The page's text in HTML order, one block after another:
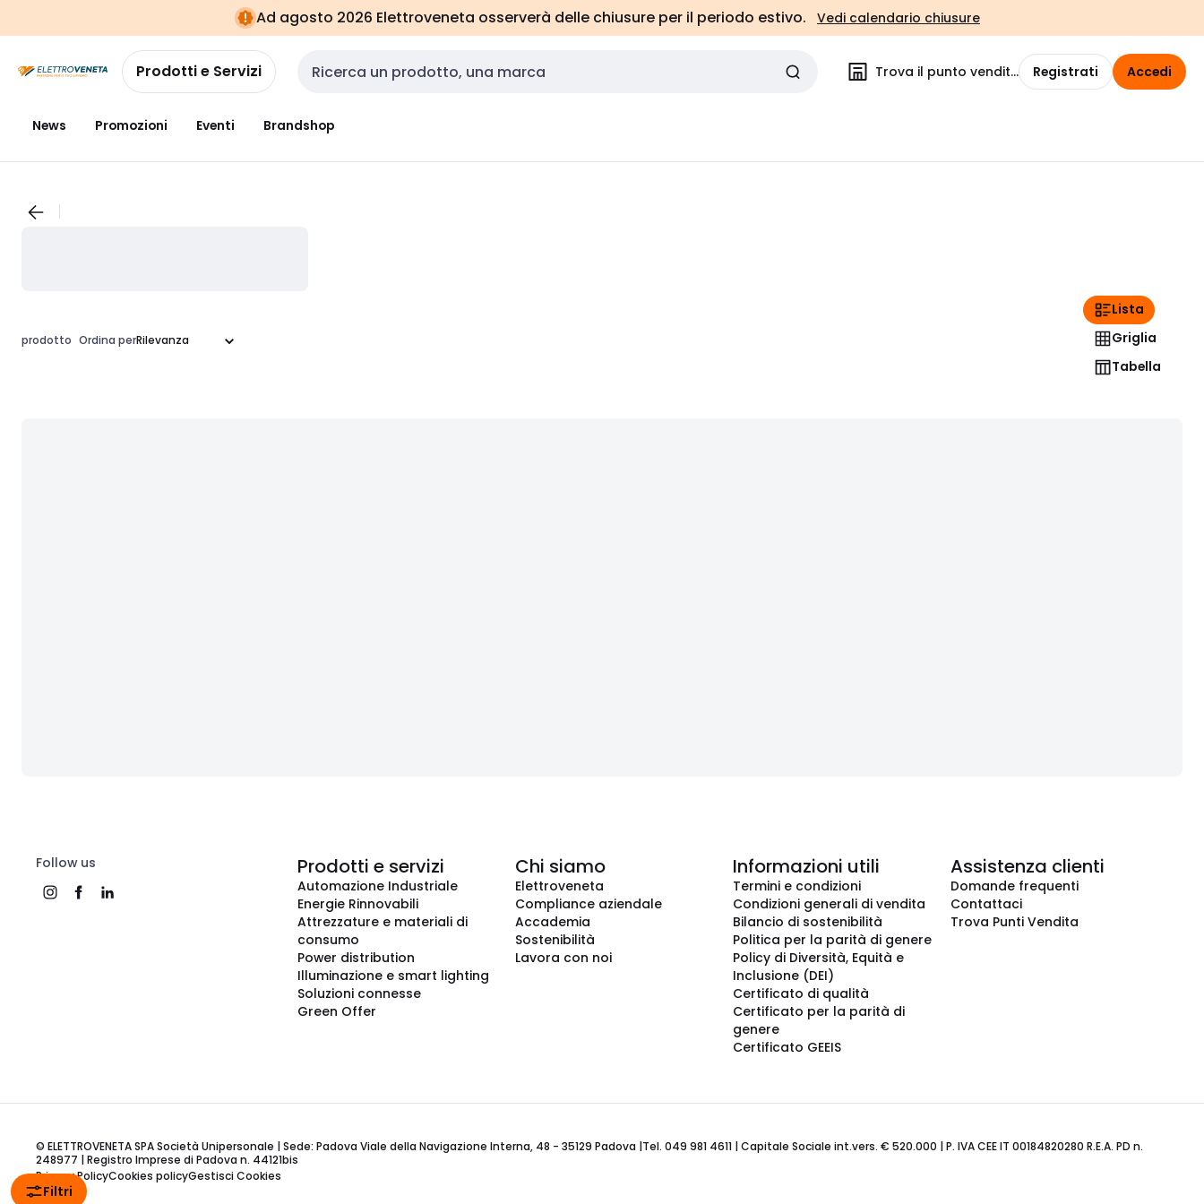
navigazionealla
pagina
Ad agosto 2026 Elettroveneta osserverà delle chiusure per il periodo estivo. Vedi calendario chiusure
Prodotti e Servizi Cerca input Trova il punto vendita Registrati Accedi
News Promozioni Eventi Brandshop
Filtri
prodotto Ordina per
Lista
Griglia
Tabella
Follow us Prodotti e servizi
Automazione Industriale
Energie Rinnovabili
Attrezzature e materiali di
consumo
Power distribution
Illuminazione e smart lighting
Soluzioni connesse
Green Offer
Chi siamo
Elettroveneta
Compliance aziendale
Accademia
Sostenibilità
Lavora con noi
Informazioni utili
Termini e condizioni
Condizioni generali di vendita
Bilancio di sostenibilità
Politica per la parità di genere
Policy di Diversità, Equità e
Inclusione (DEI)
Certificato di qualità
Certificato per la parità di
genere
Certificato GEEIS
Assistenza clienti
Domande frequenti
Contattaci
Trova Punti Vendita
© ELETTROVENETA SPA Società Unipersonale | Sede: Padova Viale della Navigazione Interna, 48 - 35129 Padova |Tel. 049 981 4611 | Capitale Sociale int.vers. € 520.000 | P. IVA CEE IT 00184820280 R.E.A. PD n.
248977 | Registro Imprese di Padova n. 44121bis
Privacy PolicyCookies policyGestisci Cookies